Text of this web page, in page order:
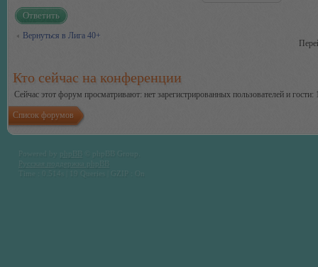
Ответить
Вернуться в Лига 40+
Кто сейчас на конференции
Сейчас этот форум просматривают: нет зарегистрированных пользователей и гости:
Список форумов
Time : 0.514s | 19 Queries | GZIP : On